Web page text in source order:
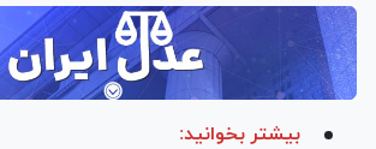
بیشتر بخوانید: